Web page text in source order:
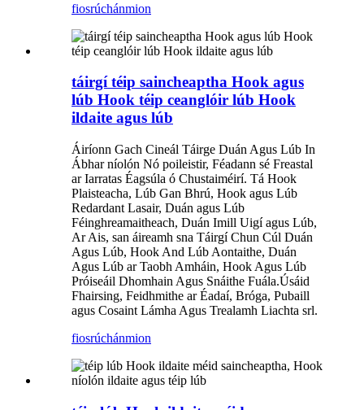
fiosrúchánmion
táirgí téip saincheaptha Hook agus
lúb Hook téip ceanglóir lúb Hook
ildaite agus lúb
Áiríonn Gach Cineál Táirge Duán Agus Lúb In
Ábhar níolón Nó poileistir, Féadann sé Freastal
ar Iarratas Éagsúla ó Chustaiméirí. Tá Hook
Plaisteacha, Lúb Gan Bhrú, Hook agus Lúb
Redardant Lasair, Duán agus Lúb
Féinghreamaitheach, Duán Imill Uigí agus Lúb,
Ar Ais, san áireamh sna Táirgí Chun Cúl Duán
Agus Lúb, Hook And Lúb Aontaithe, Duán
Agus Lúb ar Taobh Amháin, Hook Agus Lúb
Próiseáil Dhomhain Agus Snáithe Fuála.Úsáid
Fhairsing, Feidhmithe ar Éadaí, Bróga, Pubaill
agus Cosaint Lámha Agus Trealamh Liachta srl.
fiosrúchánmion